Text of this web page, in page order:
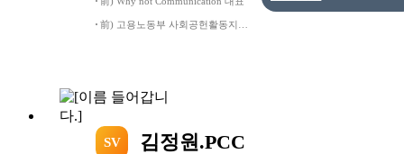
前) 고용노동부 사회공헌활동지원
SV 김정원.PCC